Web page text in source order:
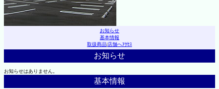
お知らせ
基本情報
取扱商品|店舗へｱｸｾｽ
お知らせ
お知らせはありません。
基本情報